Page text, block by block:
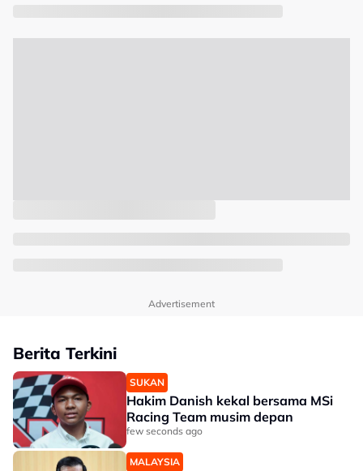
Advertisement
Berita Terkini
SUKAN
Hakim Danish kekal bersama MSi
Racing Team musim depan
few seconds ago
MALAYSIA